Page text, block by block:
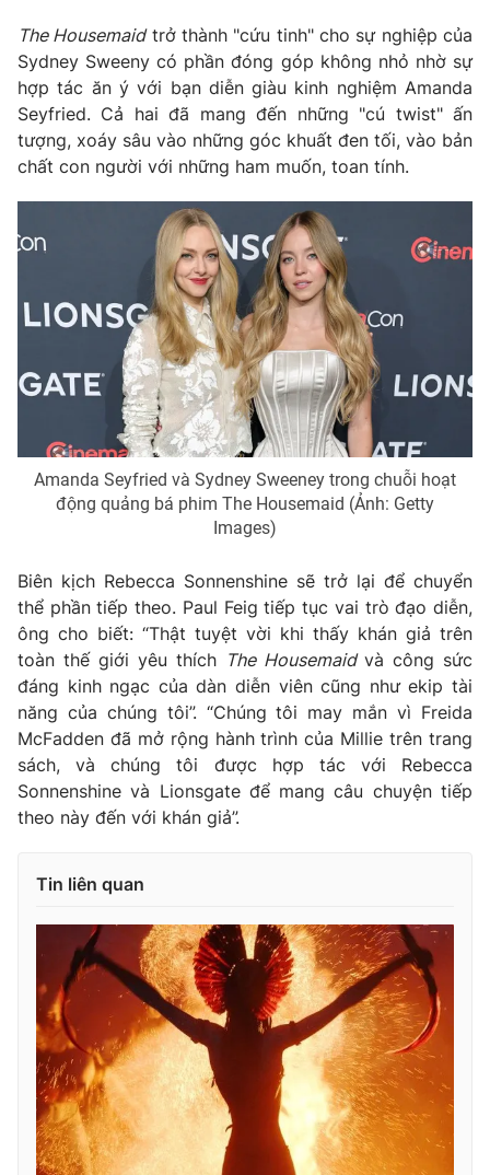
The Housemaidtrở thành "cứu tinh" cho sự nghiệp của
Sydney Sweeny có phần đóng góp không nhỏ nhờ sự
hợp tác ăn ý với bạn diễn giàu kinh nghiệm Amanda
Seyfried. Cả hai đã mang đến những "cú twist" ấn
tượng, xoáy sâu vào những góc khuất đen tối, vào bản
chất con người với những ham muốn, toan tính.
Amanda Seyfried và Sydney Sweeney trong chuỗi hoạt
động quảng bá phim The Housemaid (Ảnh: Getty
Images)
Biên kịch Rebecca Sonnenshine sẽ trở lại để chuyển
thể phần tiếp theo. Paul Feig tiếp tục vai trò đạo diễn,
ông cho biết: “Thật tuyệt vời khi thấy khán giả trên
toàn thế giới yêu thích The Housemaid và công sức
đáng kinh ngạc của dàn diễn viên cũng như ekip tài
năng của chúng tôi”. “Chúng tôi may mắn vì Freida
McFadden đã mở rộng hành trình của Millie trên trang
sách, và chúng tôi được hợp tác với Rebecca
Sonnenshine và Lionsgate để mang câu chuyện tiếp
theo này đến với khán giả”.
Tin liên quan